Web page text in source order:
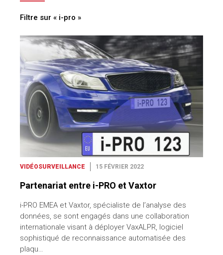
Filtre sur « i-pro »
VIDÉOSURVEILLANCE 15 FÉVRIER 2022
Partenariat entre i-PRO et Vaxtor
i-PRO EMEA et Vaxtor, spécialiste de l’analyse des
données, se sont engagés dans une collaboration
internationale visant à déployer VaxALPR, logiciel
sophistiqué de reconnaissance automatisée des
plaqu…